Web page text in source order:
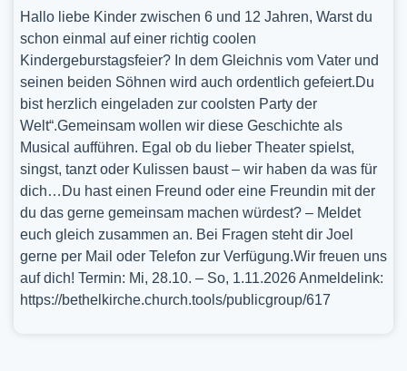
Hallo liebe Kinder zwischen 6 und 12 Jahren, Warst du
schon einmal auf einer richtig coolen
Kindergeburstagsfeier? In dem Gleichnis vom Vater und
seinen beiden Söhnen wird auch ordentlich gefeiert.Du
bist herzlich eingeladen zur coolsten Party der
Welt“.Gemeinsam wollen wir diese Geschichte als
Musical aufführen. Egal ob du lieber Theater spielst,
singst, tanzt oder Kulissen baust – wir haben da was für
dich…Du hast einen Freund oder eine Freundin mit der
du das gerne gemeinsam machen würdest? – Meldet
euch gleich zusammen an. Bei Fragen steht dir Joel
gerne per Mail oder Telefon zur Verfügung.Wir freuen uns
auf dich! Termin: Mi, 28.10. – So, 1.11.2026 Anmeldelink:
https://bethelkirche.church.tools/publicgroup/617